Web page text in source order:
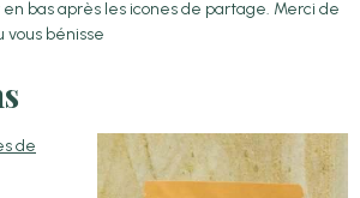
en bas après les icones de partage. Merci de
vous bénisse